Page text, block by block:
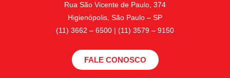
Rua São Vicente de Paulo, 374
Higienópolis, São Paulo – SP
(11) 3662 – 6500 | (11) 3579 – 9150
FALE CONOSCO